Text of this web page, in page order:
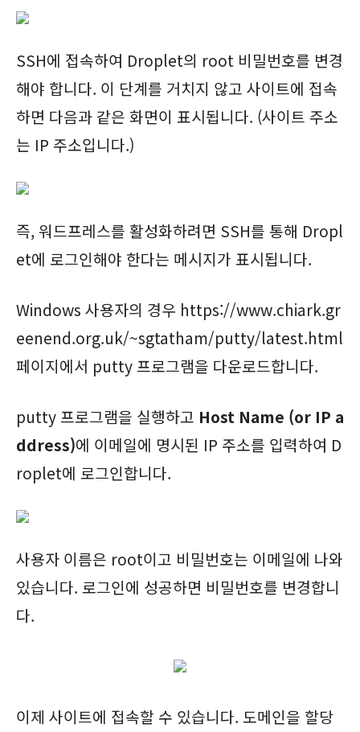
SSH에 접속하여 Droplet의 root 비밀번호를 변경
해야 합니다. 이 단계를 거치지 않고 사이트에 접속
하면 다음과 같은 화면이 표시됩니다. (사이트 주소
는 IP 주소입니다.)
즉, 워드프레스를 활성화하려면 SSH를 통해 Dropl
et에 로그인해야 한다는 메시지가 표시됩니다.
Windows 사용자의 경우 https://www.chiark.gr
eenend.org.uk/~sgtatham/putty/latest.html
페이지에서 putty 프로그램을 다운로드합니다.
putty 프로그램을 실행하고 Host Name (or IP a
ddress)에 이메일에 명시된 IP 주소를 입력하여 D
roplet에 로그인합니다.
사용자 이름은 root이고 비밀번호는 이메일에 나와
있습니다. 로그인에 성공하면 비밀번호를 변경합니
다.
이제 사이트에 접속할 수 있습니다. 도메인을 할당